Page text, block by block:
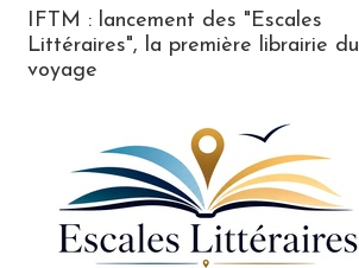
IFTM : lancement des "Escales
Littéraires", la première librairie du
voyage